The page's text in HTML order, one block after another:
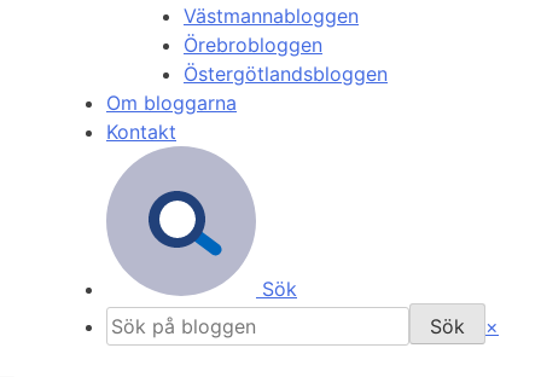
Västmannabloggen
Örebrobloggen
Östergötlandsbloggen
Om bloggarna
Kontakt
Sök
×